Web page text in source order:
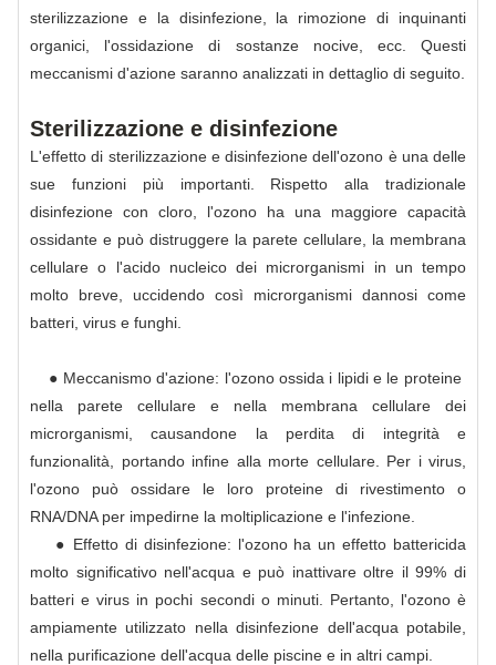
sterilizzazione e la disinfezione, la rimozione di inquinanti
organici, l'ossidazione di sostanze nocive, ecc. Questi
meccanismi d'azione saranno analizzati in dettaglio di seguito.
Sterilizzazione e disinfezione
L'effetto di sterilizzazione e disinfezione dell'ozono è una delle
sue funzioni più importanti. Rispetto alla tradizionale
disinfezione con cloro, l'ozono ha una maggiore capacità
ossidante e può distruggere la parete cellulare, la membrana
cellulare o l'acido nucleico dei microrganismi in un tempo
molto breve, uccidendo così microrganismi dannosi come
batteri, virus e funghi.
● Meccanismo d'azione: l'ozono ossida i lipidi e le proteine ​​
nella parete cellulare e nella membrana cellulare dei
microrganismi, causandone la perdita di integrità e
funzionalità, portando infine alla morte cellulare. Per i virus,
l'ozono può ossidare le loro proteine ​​di rivestimento o
RNA/DNA per impedirne la moltiplicazione e l'infezione.
● Effetto di disinfezione: l'ozono ha un effetto battericida
molto significativo nell'acqua e può inattivare oltre il 99% di
batteri e virus in pochi secondi o minuti. Pertanto, l'ozono è
ampiamente utilizzato nella disinfezione dell'acqua potabile,
nella purificazione dell'acqua delle piscine e in altri campi.